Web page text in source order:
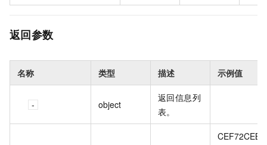
返回参数
名称 类型 描述 示例值
object
返回信息列
表。
CEF72CEB